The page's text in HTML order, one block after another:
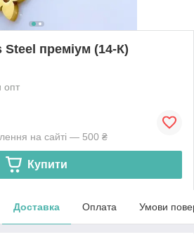
преміум (14-К)
опт
на сайті — 500 ₴
Купити
Доставка Оплата Умови